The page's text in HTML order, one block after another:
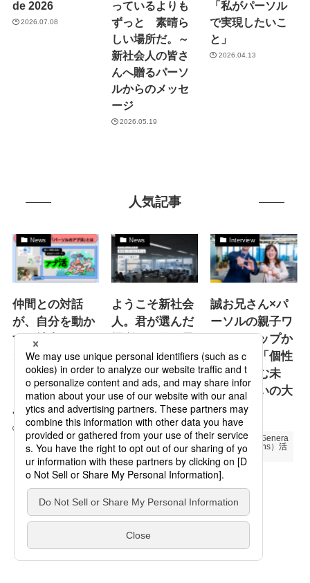
de 2026
2026.07.08
っているよりも
ずっと 素晴ら
しい場所だ。～
新社会人の皆さ
んへ贈るパーソ
ルからのメッセ
ージ
2026.05.19
「私がパーソル
で実現したいこ
と」
2026.04.13
人気記事
News
仲間との対話
が、自分を動か
す。社内ワーク
ショップ「パー
ソルのアプ活」
とは
人材育成 研修
2026.06.17
News
ようこそ新社会
人。君が選んだ
っているよりも
ずっと 素晴ら
しい場所だ。～
新社会人の皆さ
んへ贈るパーソ
ルからのメッセ
ージ
プロモーション
Specialized Servic
es
2026.05.19
Interview
誠お兄さん×パ
ーソルの親子ワ
ークショップか
ら見えた「個性
を彩り育む未
来」と互いの大
共感
FR（Future Genera
tions Relations）活
動
次世代育成
2026.06.16